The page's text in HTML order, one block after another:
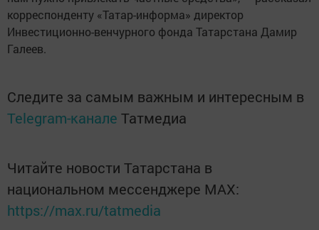
корреспонденту «Татар-информа» директор
Инвестиционно-венчурного фонда Татарстана Дамир
Галеев.
Следите за самым важным и интересным в
Telegram-канале Татмедиа
Читайте новости Татарстана в
национальном мессенджере MАХ:
https://max.ru/tatmedia